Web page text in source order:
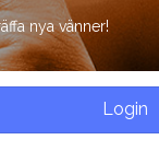
nya vänner!
Login